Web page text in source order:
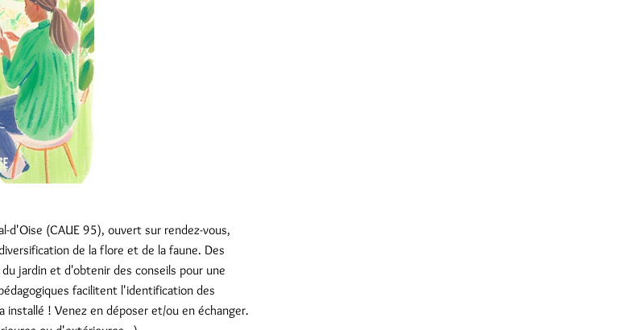
d'Oise (CAUE 95), ouvert sur rendez-vous,
de la flore et de la faune. Des
jardin et d'obtenir des conseils pour une
facilitent l'identification des
installé ! Venez en déposer et/ou en échanger.